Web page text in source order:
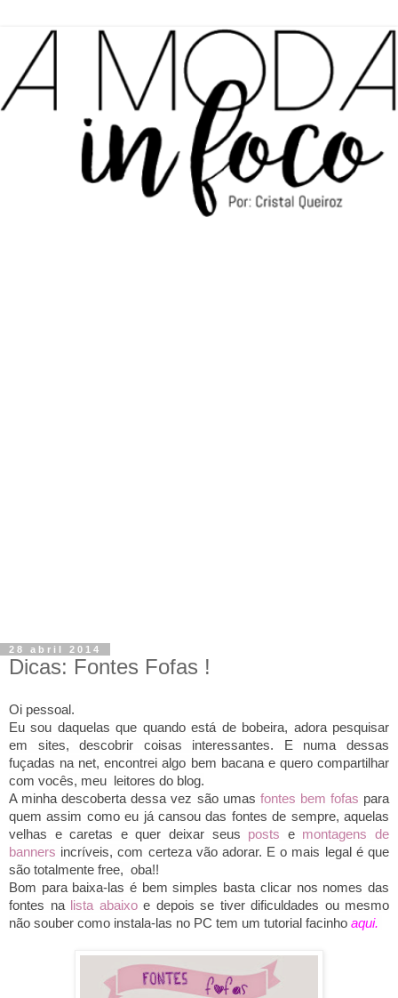
28 abril 2014
Dicas: Fontes Fofas !
Oi pessoal.
Eu sou daquelas que quando está de bobeira, adora pesquisar
em sites, descobrir coisas interessantes. E numa dessas
fuçadas na net,encontrei algo bem bacana e quero compartilhar
com vocês, meu leitores do blog.
A minha descoberta dessa vez são umas fontes bem fofas para
quem assim como eu já cansou das fontes de sempre, aquelas
velhas e caretas e quer deixar seus posts e montagens de
banners incríveis, com certeza vão adorar. E o mais legal é que
são totalmente free, oba!!
Bom para baixa-las é bem simples basta clicar nos nomes das
fontes na lista abaixoe depois se tiver dificuldades ou mesmo
não souber como instala-las no PC tem um tutorial facinho aqui.